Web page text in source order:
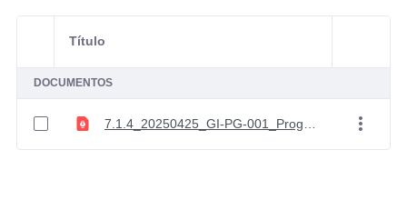
Selección del elemento
Título
DOCUMENTOS